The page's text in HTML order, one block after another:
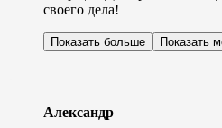
своего дела!
Показать больше Показать
Александр